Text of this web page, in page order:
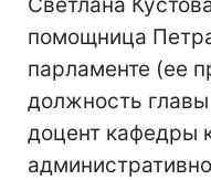
Светлана
помощница
парламенте (ее
должность
доцент кафедры